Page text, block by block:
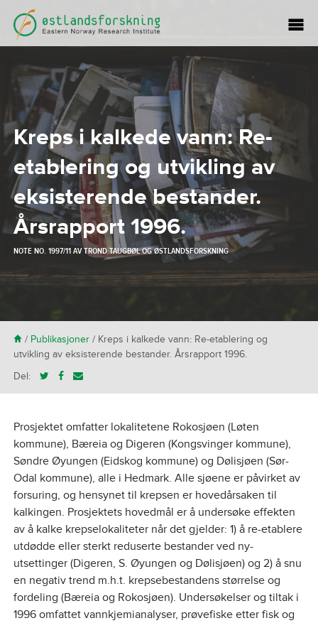
Kreps i kalkede vann: Re-
etablering og utvikling av
eksisterende bestander.
Årsrapport 1996.
NOTE NO. 1997/11 AVTROND TAUGBØLOGØSTLANDSFORSKNING
H/ Publikasjoner/ Kreps i kalkede vann: Re-etablering og
utvikling av eksisterende bestander. Årsrapport 1996.
Del:
Prosjektet omfatter lokalitetene Rokosjøen (Løten
kommune), Bæreia og Digeren (Kongsvinger kommune),
Søndre Øyungen (Eidskog kommune) og Dølisjøen (Sør-
Odal kommune), alle i Hedmark. Alle sjøene er påvirket av
forsuring, og hensynet til krepsen er hovedårsaken til
kalkingen. Prosjektets hovedmål er å undersøke effekten
av å kalke krepselokaliteter når det gjelder: 1) å re-etablere
utdødde eller sterkt reduserte bestander ved ny-
utsettinger (Digeren, S. Øyungen og Dølisjøen) og 2) å snu
en negativ trend m.h.t. krepsebestandens størrelse og
fordeling (Bæreia og Rokosjøen). Undersøkelser og tiltak i
1996 omfattet vannkjemianalyser, prøvefiske etter fisk og